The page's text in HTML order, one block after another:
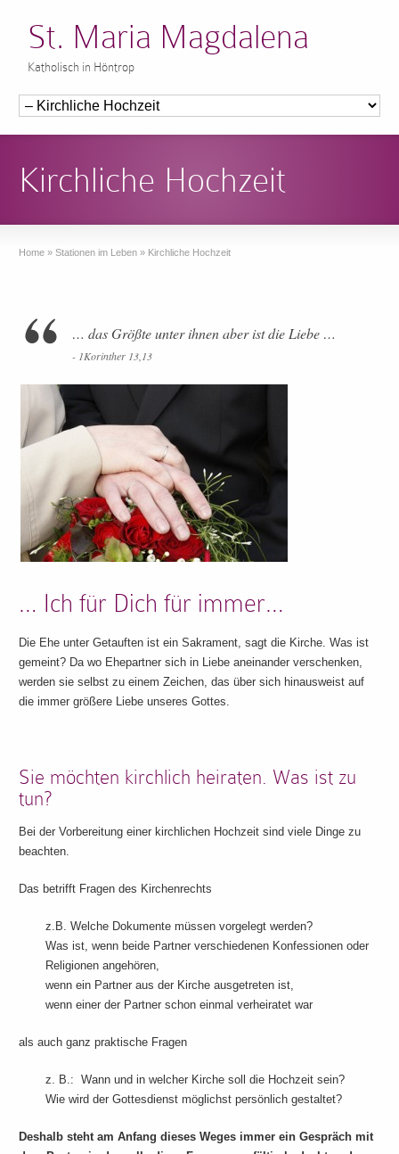
St. Maria Magdalena
Katholisch in Höntrop
Kirchliche Hochzeit
Home » Stationen im Leben » Kirchliche Hochzeit
… das Größte unter ihnen aber ist die Liebe …
- 1Korinther 13,13
… Ich für Dich für immer…
Die Ehe unter Getauften ist ein Sakrament, sagt die Kirche. Was ist
gemeint? Da wo Ehepartner sich in Liebe aneinander verschenken,
werden sie selbst zu einem Zeichen, das über sich hinausweist auf
die immer größere Liebe unseres Gottes.
Sie möchten kirchlich heiraten. Was ist zu
tun?
Bei der Vorbereitung einer kirchlichen Hochzeit sind viele Dinge zu
beachten.
Das betrifft Fragen des Kirchenrechts
z.B. Welche Dokumente müssen vorgelegt werden?
Was ist, wenn beide Partner verschiedenen Konfessionen oder
Religionen angehören,
wenn ein Partner aus der Kirche ausgetreten ist,
wenn einer der Partner schon einmal verheiratet war
als auch ganz praktische Fragen
z. B.: Wann und in welcher Kirche soll die Hochzeit sein?
Wie wird der Gottesdienst möglichst persönlich gestaltet?
Deshalb steht am Anfang dieses Weges immer ein Gespräch mit